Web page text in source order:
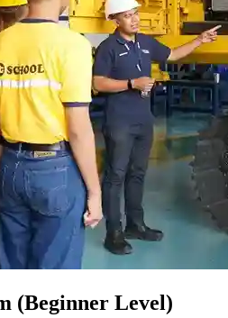
(Beginner Level)